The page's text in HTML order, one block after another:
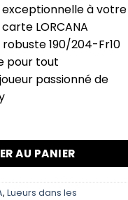
à votre
LORCANA
190/204-Fr10
pour tout
passionné de
AU PANIER
, Lueurs dans les